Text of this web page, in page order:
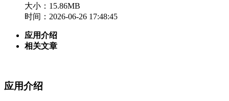
大小：15.86MB
时间：2026-06-26 17:48:45
应用介绍
相关文章
应用介绍